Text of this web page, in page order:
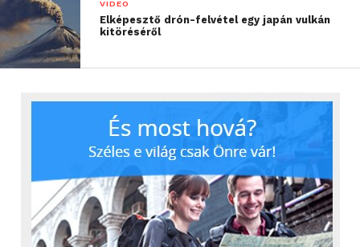
VIDEÓ
Elképesztő drón-felvétel egy japán vulkán
kitöréséről